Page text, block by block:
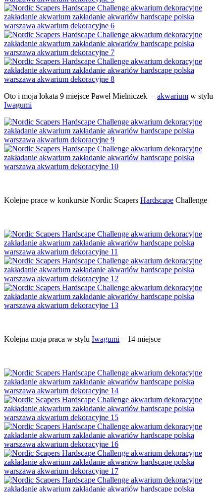
Oto i moja lokata 9 miejsce Paweł Mielniczek – akwarium w stylu
Iwagumi
Kolejne prace w konkursie Nordic Scapers Hardscape Challenge
Kolejna moja praca w stylu Iwagumi – 14 miejsce